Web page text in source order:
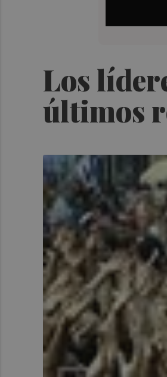
Los
últimos